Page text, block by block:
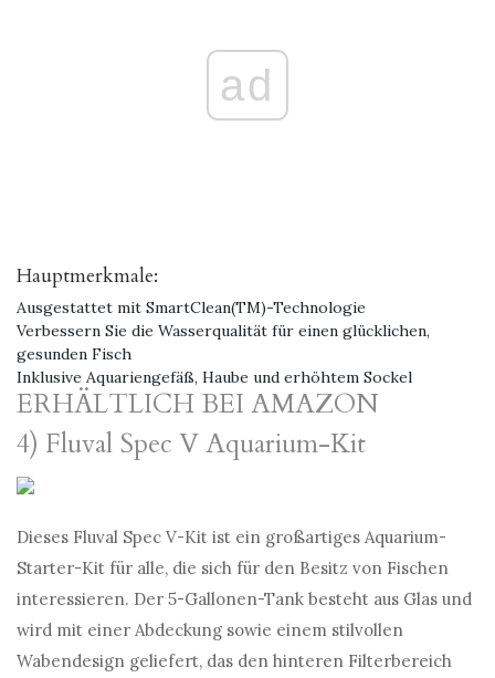
ad
Hauptmerkmale:
Ausgestattet mit SmartClean(TM)-Technologie
Verbessern Sie die Wasserqualität für einen glücklichen,
gesunden Fisch
Inklusive Aquariengefäß, Haube und erhöhtem Sockel
ERHÄLTLICH BEI AMAZON
4) Fluval Spec V Aquarium-Kit
Dieses Fluval Spec V-Kit ist ein großartiges Aquarium-
Starter-Kit für alle, die sich für den Besitz von Fischen
interessieren. Der 5-Gallonen-Tank besteht aus Glas und
wird mit einer Abdeckung sowie einem stilvollen
Wabendesign geliefert, das den hinteren Filterbereich